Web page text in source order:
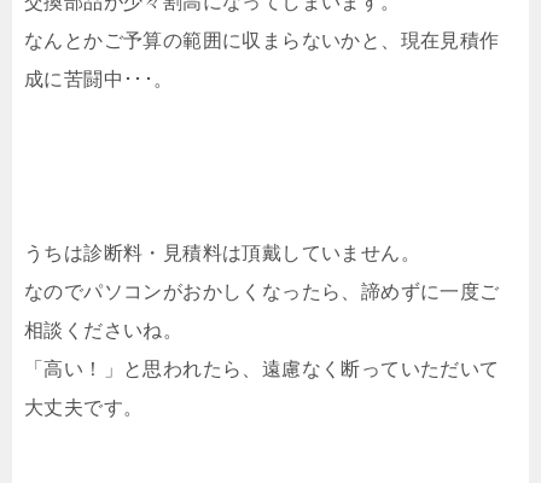
なんとかご予算の範囲に収まらないかと、現在見積作
成に苦闘中･･･。
うちは診断料・見積料は頂戴していません。
なのでパソコンがおかしくなったら、諦めずに一度ご
相談くださいね。
「高い！」と思われたら、遠慮なく断っていただいて
大丈夫です。